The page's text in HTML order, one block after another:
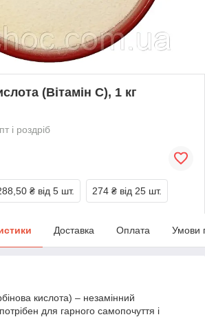
(Вітамін С), 1 кг
і роздріб
₴ від 5 шт. 274 ₴ від 25 шт.
Доставка Оплата Умови
кислота) – незамінний
для гарного самопочуття і